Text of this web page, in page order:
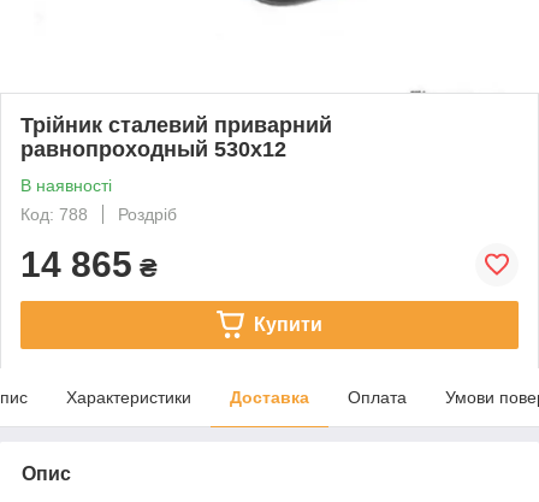
Трійник сталевий приварний
равнопроходный 530х12
В наявності
Код: 788
Роздріб
14 865 ₴
Купити
Характеристики Доставка Оплата Умови
Опис